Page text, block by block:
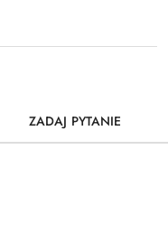
ZADAJ PYTANIE